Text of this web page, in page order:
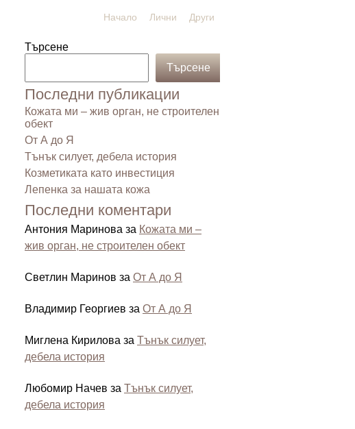
Начало Лични Други
Търсене
Търсене
Последни публикации
Кожата ми – жив орган, не строителен
обект
От А до Я
Тънък силует, дебела история
Козметиката като инвестиция
Лепенка за нашата кожа
Последни коментари
Антония Маринова за Кожата ми –
жив орган, не строителен обект
Светлин Маринов за От А до Я
Владимир Георгиев за От А до Я
Миглена Кирилова за Тънък силует,
дебела история
Любомир Начев за Тънък силует,
дебела история